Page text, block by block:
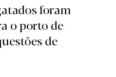
foram
o porto de
de